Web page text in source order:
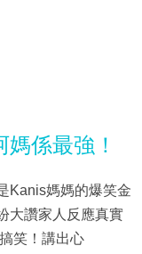
係最強！
Kanis媽媽的爆笑金
大讚家人反應真實
笑！講出心